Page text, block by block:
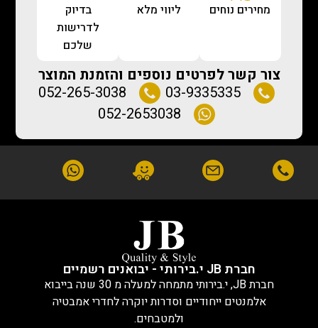
מחירים נוחים ליווי מלא
בדיוק
לדרישות
שלכם
צור קשר לפרטים נוספים והזמנת המוצר
03-9335335
052-265-3038
052-2653038
חברת JB י.בירותי - יבואנים רשמיים
חברת JB, י.בירותי מתמחה למעלה מ 30 שנה בייבוא
אלמנטים ייחודיים וסדרות יוקרה לחדרי אמבטיה
ולמטבחים.